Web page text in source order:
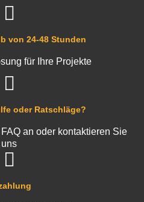
oder Ratschläge?
an oder kontaktieren Sie
uns
von 24-48 Stunden
für Ihre Projekte